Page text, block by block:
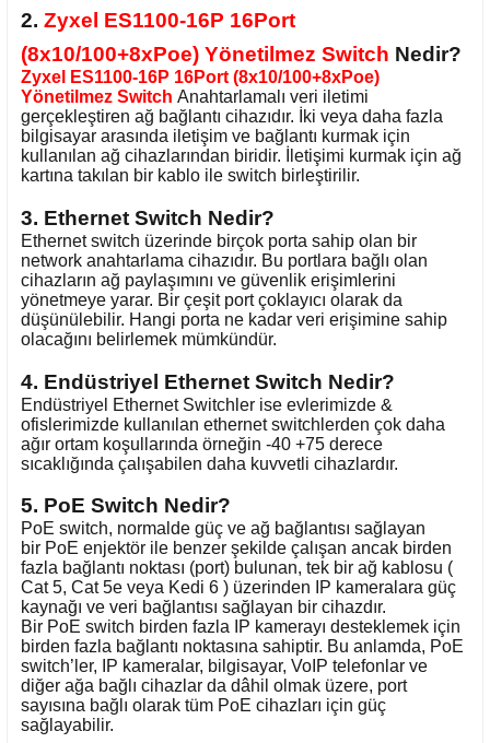
2. Zyxel ES1100-16P 16Port
(8x10/100+8xPoe) Yönetilmez Switch Nedir?
Zyxel ES1100-16P 16Port (8x10/100+8xPoe)
Yönetilmez Switch Anahtarlamalı veri iletimi
gerçekleştiren ağ bağlantı cihazıdır. İki veya daha fazla
bilgisayar arasında iletişim ve bağlantı kurmak için
kullanılan ağ cihazlarından biridir. İletişimi kurmak için ağ
kartına takılan bir kablo ile switch birleştirilir.
3. Ethernet Switch Nedir?
Ethernet switch üzerinde birçok porta sahip olan bir
network anahtarlama cihazıdır. Bu portlara bağlı olan
cihazların ağ paylaşımını ve güvenlik erişimlerini
yönetmeye yarar. Bir çeşit port çoklayıcı olarak da
düşünülebilir. Hangi porta ne kadar veri erişimine sahip
olacağını belirlemek mümkündür.
4. Endüstriyel Ethernet Switch Nedir?
Endüstriyel Ethernet Switchler ise evlerimizde &
ofislerimizde kullanılan ethernet switchlerden çok daha
ağır ortam koşullarında örneğin -40 +75 derece
sıcaklığında çalışabilen daha kuvvetli cihazlardır.
5. PoE Switch Nedir?
PoE switch, normalde güç ve ağ bağlantısı sağlayan
bir PoE enjektör ile benzer şekilde çalışan ancak birden
fazla bağlantı noktası (port) bulunan, tek bir ağ kablosu (
Cat 5, Cat 5e veya Kedi 6 ) üzerinden IP kameralara güç
kaynağı ve veri bağlantısı sağlayan bir cihazdır.
Bir PoE switch birden fazla IP kamerayı desteklemek için
birden fazla bağlantı noktasına sahiptir. Bu anlamda, PoE
switch’ler, IP kameralar, bilgisayar, VoIP telefonlar ve
diğer ağa bağlı cihazlar da dâhil olmak üzere, port
sayısına bağlı olarak tüm PoE cihazları için güç
sağlayabilir.